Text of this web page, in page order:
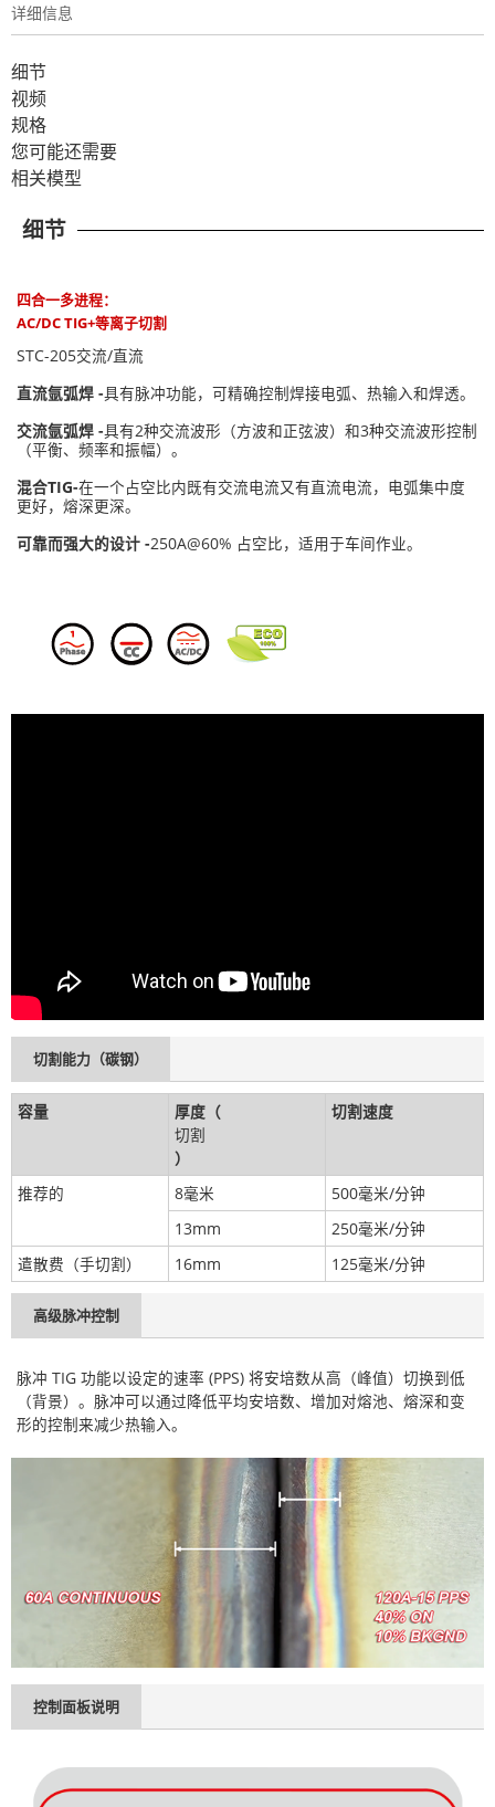
详细信息
细节
视频
规格
您可能还需要
相关模型
细节
四合一多进程：
AC/DC TIG+等离子切割
STC-205交流/直流
直流氩弧焊 -具有脉冲功能，可精确控制焊接电弧、热输入和焊透。
交流氩弧焊 -具有2种交流波形（方波和正弦波）和3种交流波形控制
（平衡、频率和振幅）。
混合TIG-在一个占空比内既有交流电流又有直流电流，电弧集中度
更好，熔深更深。
可靠而强大的设计 -250A@60% 占空比，适用于车间作业。
切割能力（碳钢）
容量
厚度（
切割
）
切割速度
推荐的 8毫米
500毫米/分钟
13mm
250毫米/分钟
遣散费（手切割）
16mm 125毫米/分钟
高级脉冲控制
脉冲 TIG 功能以设定的速率 (PPS) 将安培数从高（峰值）切换到低
（背景）。脉冲可以通过降低平均安培数、增加对熔池、熔深和变
形的控制来减少热输入。
控制面板说明